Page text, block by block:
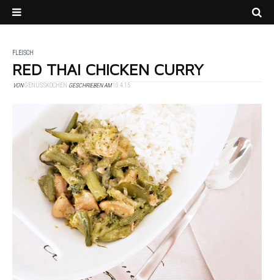
FLEISCH
RED THAI CHICKEN CURRY
VONGENUSSKOCHEN GESCHRIEBEN AM10.4.15